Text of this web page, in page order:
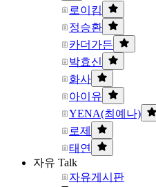
로이킴
정승환
카더가든
박효신
화사
아이유
YENA(최예나)
로제
태연
자유 Talk
자유게시판